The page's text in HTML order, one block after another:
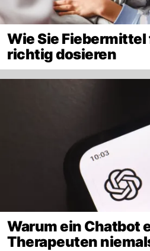
Wie Sie
richtig dosieren
Warum ein Chatbot
Therapeuten